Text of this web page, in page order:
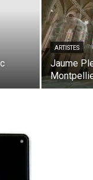
ARTISTES
Jaume